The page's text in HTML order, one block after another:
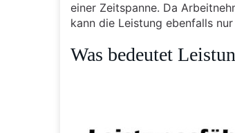
einer Zeitspanne. Da
kann die Leistung ebenfalls
Was bedeutet